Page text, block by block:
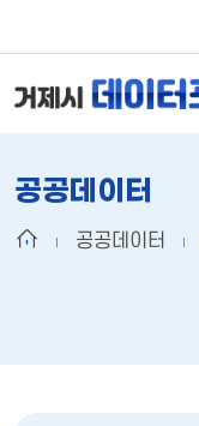
공공데이터
공공데이터